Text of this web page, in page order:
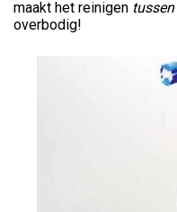
maakt het reinigen tussen
overbodig!